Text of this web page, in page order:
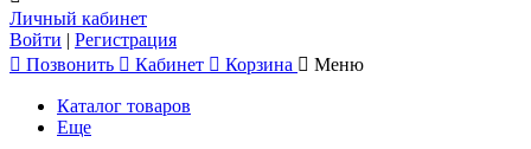
Личный кабинет
Войти | Регистрация
Позвонить
Кабинет Корзина Меню
Каталог товаров
Еще